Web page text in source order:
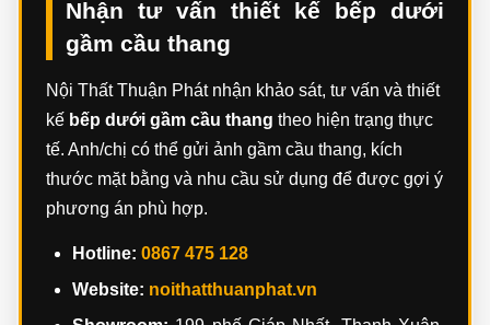
Nhà nhỏ nên bố trí bếp dưới cầu thang như thế
nào?
Nhà nhỏ nên dùng tủ chữ I hoặc chữ L gọn, màu sáng,
tăng đèn LED và chia khu vực rõ ràng. Phần thấp dưới
cầu thang nên làm ngăn kéo, tủ kho hoặc tủ rượu; phần
cao hơn mới bố trí khu thao tác chính.